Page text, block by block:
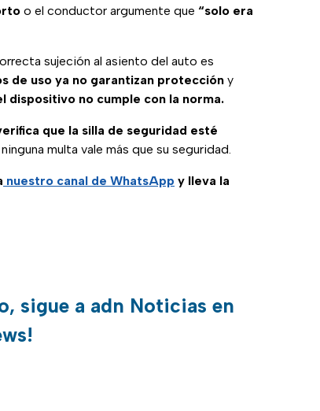
o el conductor argumente que “solo era
sujeción al asiento del auto es
de uso ya no garantizan protección y
dispositivo no cumple con la norma.
que la silla de seguridad esté
ninguna multa vale más que su seguridad.
nuestro canal de WhatsApp y lleva la
sigue a adn Noticias en